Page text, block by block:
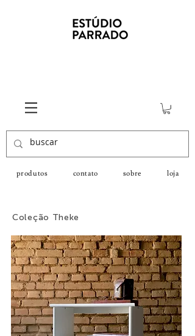
produtos contato sobre loja
Coleção Theke